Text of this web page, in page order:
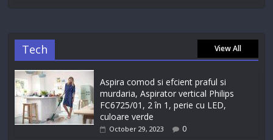
Tech View All
Aspira comod si efcient praful si
murdaria, Aspirator vertical Philips
FC6725/01, 2 în 1, perie cu LED,
culoare verde
October 29, 2023 0